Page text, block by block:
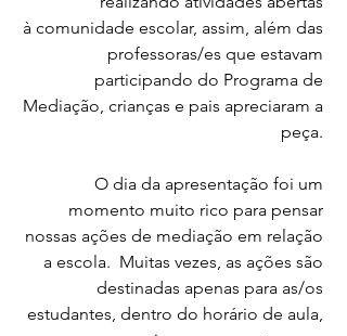
à comunidade escolar, assim, além das
professoras/es que estavam
participando do Programa de
Mediação, crianças e pais apreciaram a
peça.
O dia da apresentação foi um
momento muito rico para pensar
nossas ações de mediação em relação
a escola.  Muitas vezes, as ações são
destinadas apenas para as/os
estudantes, dentro do horário de aula,